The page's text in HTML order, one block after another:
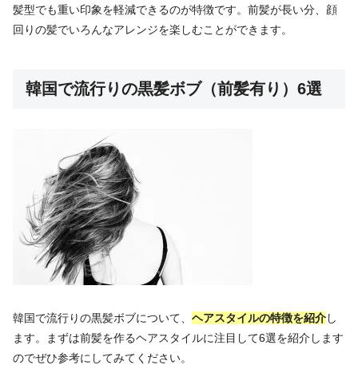
髪型でも重い印象を軽減できるのが特徴です。前髪が長い分、顔
回りの髪でいろんなアレンジを楽しむことができます。
韓国で流行りの黒髪ボブ（前髪有り）6選
韓国で流行りの黒髪ボブについて、 ヘアスタイルの特徴を紹介し
ます。まずは前髪を作るヘアスタイルに注目して6選を紹介します
のでぜひ参考にしてみてください。